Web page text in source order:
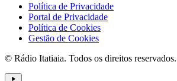
Política de Privacidade
Portal de Privacidade
Política de Cookies
Gestão de Cookies
© Rádio Itatiaia. Todos os direitos reservados.